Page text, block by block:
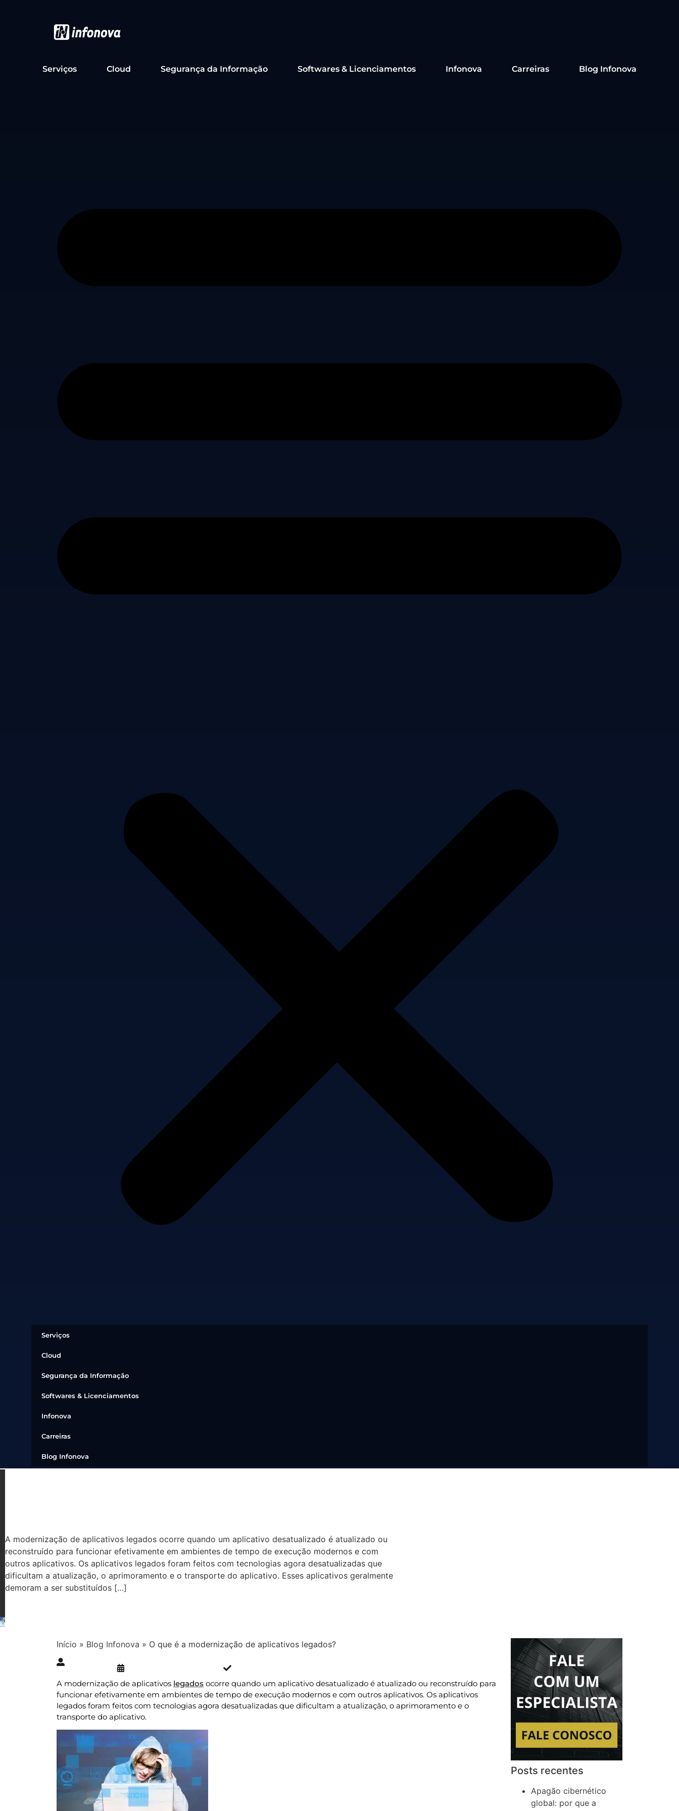
Serviços Cloud Segurança da Informação Softwares & Licenciamentos Infonova Carreiras Blog Infonova
Serviços
Cloud
Segurança da Informação
Softwares & Licenciamentos
Infonova
Carreiras
Blog Infonova
A modernização de aplicativos legados ocorre quando um aplicativo desatualizado é atualizado ou
reconstruído para funcionar efetivamente em ambientes de tempo de execução modernos e com
outros aplicativos. Os aplicativos legados foram feitos com tecnologias agora desatualizadas que
dificultam a atualização, o aprimoramento e o transporte do aplicativo. Esses aplicativos geralmente
demoram a ser substituídos […]
Início » Blog Infonova » O que é a modernização de aplicativos legados?
A modernização de aplicativos legados ocorre quando um aplicativo desatualizado é atualizado ou reconstruído para
funcionar efetivamente em ambientes de tempo de execução modernos e com outros aplicativos. Os aplicativos
legados foram feitos com tecnologias agora desatualizadas que dificultam a atualização, o aprimoramento e o
transporte do aplicativo.
Posts recentes
Apagão cibernético
global: por que a